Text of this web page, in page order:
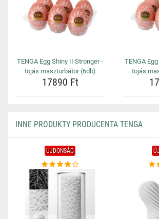
TENGA Egg Shiny II Stronger -
tojás maszturbátor (6db)
17890 Ft
TENGA
tojás
INNE PRODUKTY PRODUCENTA TENGA
ÚJDONSÁG